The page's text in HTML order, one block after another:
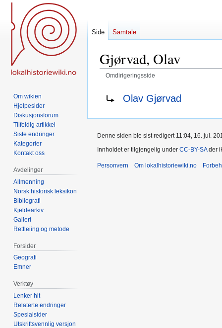
Gjørvad, Olav
Omdirigeringsside
Omdirigering til:Olav Gjørvad
Side Samtale
Om wikien
Hjelpesider
Diskusjonsforum
Tilfeldig artikkel
Siste endringer
Kategorier
Kontakt oss
Avdelinger
Allmenning
Norsk historisk leksikon
Bibliografi
Kjeldearkiv
Galleri
Rettleiing og metode
Forsider
Geografi
Emner
Verktøy
Lenker hit
Relaterte endringer
Spesialsider
Utskriftsvennlig versjon
Denne siden ble sist redigert 11:04, 16. jul.
Innholdet er tilgjengelig under CC-BY-SAder
Personvern Om lokalhistoriewiki.no